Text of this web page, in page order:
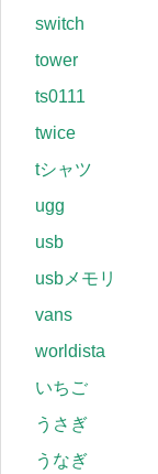
switch
tower
ts0111
twice
tシャツ
ugg
usb
usbメモリ
vans
worldista
いちご
うさぎ
うなぎ